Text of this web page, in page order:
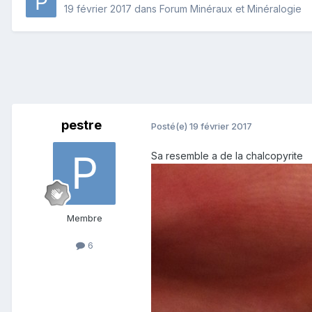
19 février 2017 dans Forum Minéraux et Minéralogie
pestre
Membre
6
Posté(e) 19 février 2017
Sa resemble a de la chalcopyrite